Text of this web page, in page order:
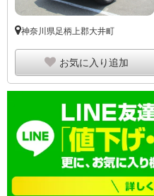
神奈川県足柄上郡大井町
お気に入り追加